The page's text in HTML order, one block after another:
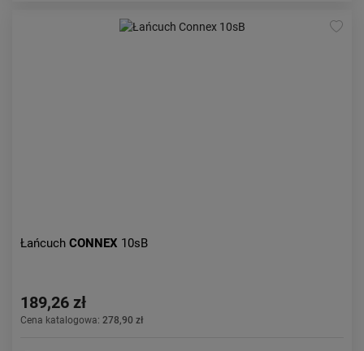
Łańcuch CONNEX 10sB
189,26 zł
Cena katalogowa: 278,90 zł